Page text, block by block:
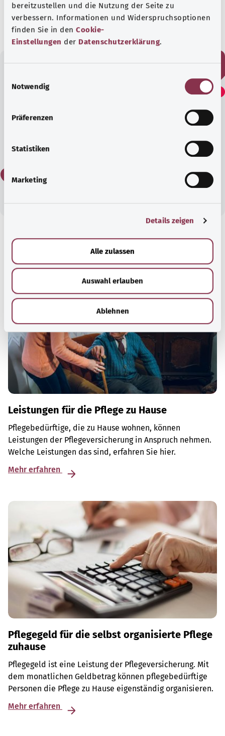
bereitzustellen und die Nutzung der Seite zu
verbessern. Informationen und Widerspruchsoptionen
finden Sie in den Cookie-
Einstellungen der Datenschutzerklärung.
Notwendig
Präferenzen
Statistiken
Marketing
Details zeigen
Alle zulassen
Auswahl erlauben
Ablehnen
Stand:01.01.2025
Fanden Sie diesen Artikel
Gut informiert
Empfohlene Artikel
Leistungen für die Pflege zu Hause
Pflegebedürftige, die zu Hause wohnen, können
Leistungen der Pflegeversicherung in Anspruch nehmen.
Welche Leistungen das sind, erfahren Sie hier.
Mehr erfahren
Pflegegeld für die selbst organisierte Pflege
zuhause
Pflegegeld ist eine Leistung der Pflegeversicherung. Mit
dem monatlichen Geldbetrag können pflegebedürftige
Personen die Pflege zu Hause eigenständig organisieren.
Mehr erfahren